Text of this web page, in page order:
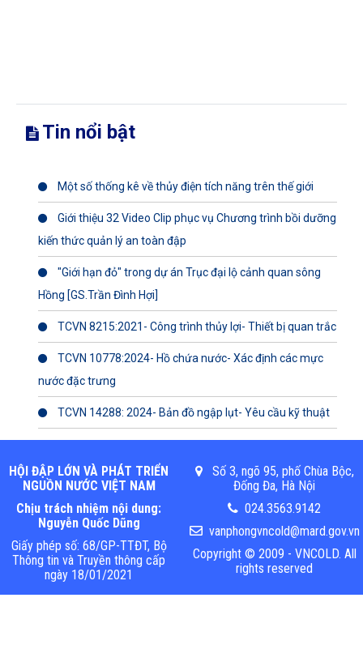
Tin nổi bật
Một số thống kê về thủy điện tích năng trên thế giới
Giới thiệu 32 Video Clip phục vụ Chương trình bồi dưỡng
kiến thức quản lý an toàn đập
"Giới hạn đỏ" trong dự án Trục đại lộ cảnh quan sông
Hồng [GS.Trần Đình Hợi]
TCVN 8215:2021- Công trình thủy lợi- Thiết bị quan trắc
TCVN 10778:2024- Hồ chứa nước- Xác định các mực
nước đặc trưng
TCVN 14288: 2024- Bản đồ ngập lụt- Yêu cầu kỹ thuật
HỘI ĐẬP LỚN VÀ PHÁT TRIỂN
NGUỒN NƯỚC VIỆT NAM
Chịu trách nhiệm nội dung:
Nguyễn Quốc Dũng
Giấy phép số: 68/GP-TTĐT, Bộ
Thông tin và Truyền thông cấp
ngày 18/01/2021
Số 3, ngõ 95, phố Chùa Bộc,
Đống Đa, Hà Nội
024.3563.9142
vanphongvncold@mard.gov.vn
Copyright © 2009 - VNCOLD. All
rights reserved